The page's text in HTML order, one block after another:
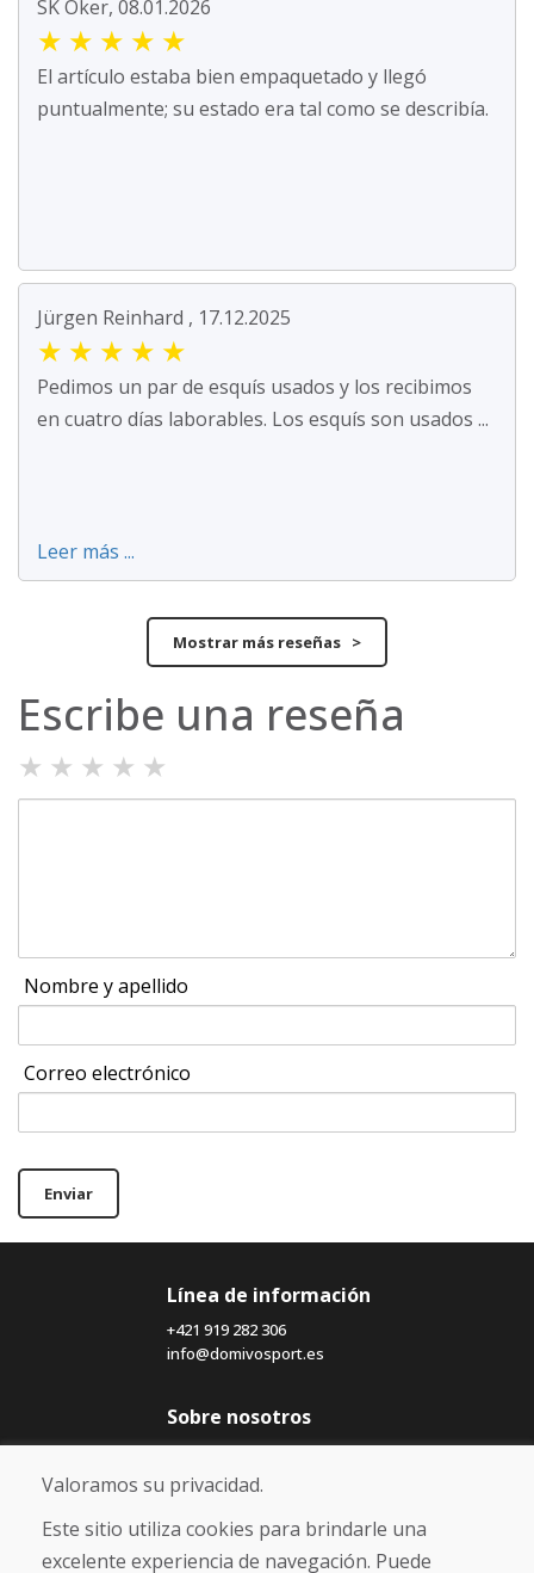
SK Oker, 08.01.2026
★ ★ ★ ★ ★
El artículo estaba bien empaquetado y llegó
puntualmente; su estado era tal como se describía.
Jürgen Reinhard , 17.12.2025
★ ★ ★ ★ ★
Pedimos un par de esquís usados y los recibimos
en cuatro días laborables. Los esquís son usados ...
Leer más ...
Mostrar más reseñas >
Escribe una reseña
★ ★ ★ ★ ★
Nombre y apellido
Correo electrónico
Enviar
Línea de información
+421 919 282 306
info@domivosport.es
Sobre nosotros
Blog
Sobre nosotros
Comercio
Contacto
Valoramos su privacidad.
Este sitio utiliza cookies para brindarle una
excelente experiencia de navegación. Puede